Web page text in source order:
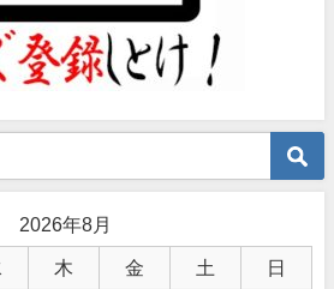
2026年8月
木 金 土 日